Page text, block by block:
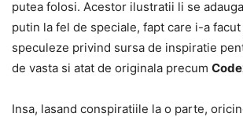
putea folosi. Acestor ilustratii li se
putin la fel de speciale, fapt care i-a
speculeze privind sursa de inspiratie
de vasta si atat de originala precum
Insa, lasand conspiratiile la o parte,